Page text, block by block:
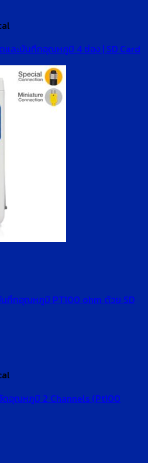
และบันทึกอุณหภูมิ 4 ช่อง | SD Card
นทึกอุณหภูมิ PT100 ohm ด้วย SD
ดอุณหภูมิ 2 Channels (Pt100